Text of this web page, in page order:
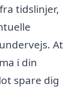
tidslinjer,
At
i din
spare dig